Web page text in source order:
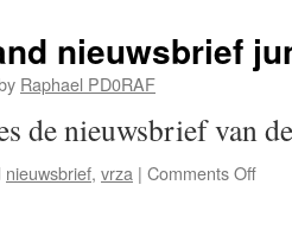
2024
nieuwsbrief
Raphael PD0RAF
de nieuwsbrief van
nieuwsbrief, vrza | Comments Offon